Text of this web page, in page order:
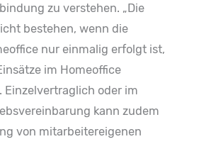
zu verstehen. „Die
bestehen, wenn die
nur einmalig erfolgt ist,
im Homeoffice
oder im
kann zudem
von mitarbeitereigenen